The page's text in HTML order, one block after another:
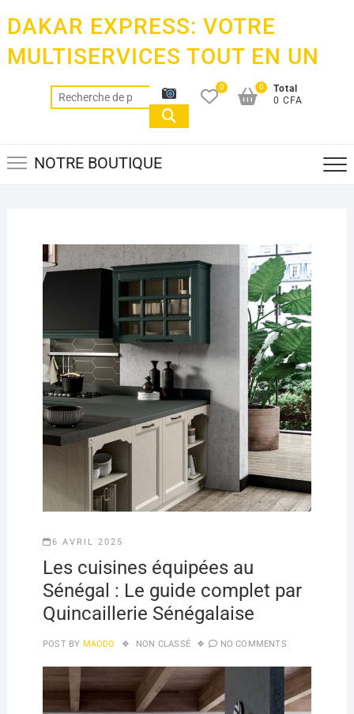
content
DAKAR EXPRESS: VOTRE
MULTISERVICES TOUT EN UN
Recherche
pour :
0
Total
0 CFA
0
NOTRE BOUTIQUE
6 AVRIL 2025
Les cuisines équipées au
Sénégal : Le guide complet par
Quincaillerie Sénégalaise
POST BY MAODO NON CLASSÉ NO COMMENTS